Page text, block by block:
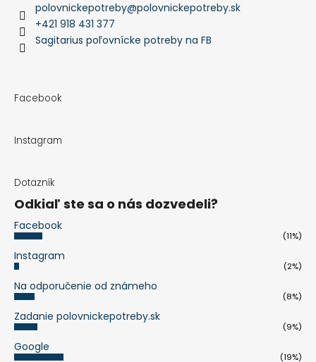
€52,40
polovnickepotreby@polovnickepotreby.sk
+421 918 431 377
Sagitarius poľovnícke potreby na FB
Facebook
Instagram
Dotazník
Odkiaľ ste sa o nás dozvedeli?
Facebook
(11%)
Instagram
(2%)
Na odporučenie od známeho
(8%)
Zadanie polovnickepotreby.sk
(9%)
Google
(19%)